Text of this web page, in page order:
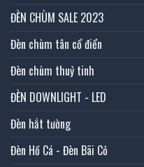
ĐÈN CHÙM SALE 2023
Đèn chùm tân cổ điển
Đèn chùm thuỷ tinh
ĐÈN DOWNLIGHT - LED
Đèn hắt tường
Đèn Hồ Cá - Đèn Bãi Cỏ